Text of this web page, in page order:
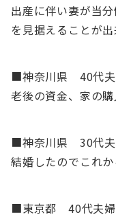
出産に伴い妻が当
を見据えることが出
■神奈川県 40代
老後の資金、家の
■神奈川県 30代
結婚したのでこれ
■東京都 40代夫婦